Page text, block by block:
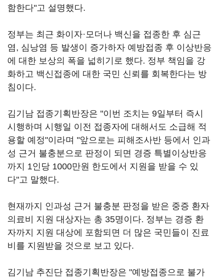
함한다"고 설명했다.
정부는 최근 화이자·모더나 백신을 접종한 후 심근
염, 심낭염 등 발생이 증가하자 예방접종 후 이상반응
에 대한 보상의 폭을 넓히기로 했다. 정부 책임을 강
화하고 백신접종에 대한 국민 신뢰를 회복한다는 방
침이다.
김기남 접종기획반장은 "이번 조치는 9일부터 즉시
시행하며 시행일 이전 접종자에 대해서도 소급해 적
용할 예정"이라며 "앞으로는 피해조사반 등에서 인과
성 근거 불충분으로 판정이 되면 경증 특별이상반응
까지 1인당 1000만원 한도에서 지원을 받을 수 있
다"고 말했다.
현재까지 인과성 근거 불충분 판정을 받은 중증 환자
의료비 지원 대상자는 총 35명이다. 정부는 경증 환
자까지 지원 대상에 포함되면 더 많은 국민들이 진료
비를 지원받을 것으로 보고 있다.
김기남 추진단 접종기획반장은 "예방접종으로 불가